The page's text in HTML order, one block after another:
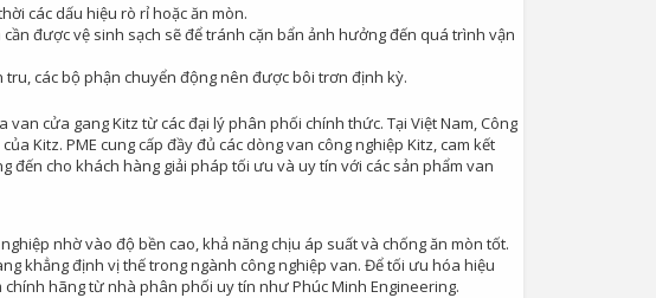
các dấu hiệu rò rỉ hoặc ăn mòn.
cần được vệ sinh sạch sẽ để tránh cặn bẩn ảnh hưởng đến quá trình vận
tru, các bộ phận chuyển động nên được bôi trơn định kỳ.
cửa gang Kitz từ các đại lý phân phối chính thức. Tại Việt Nam, Công
Kitz. PME cung cấp đầy đủ các dòng van công nghiệp Kitz, cam kết
đến cho khách hàng giải pháp tối ưu và uy tín với các sản phẩm van
nhờ vào độ bền cao, khả năng chịu áp suất và chống ăn mòn tốt.
khẳng định vị thế trong ngành công nghiệp van. Để tối ưu hóa hiệu
hãng từ nhà phân phối uy tín như Phúc Minh Engineering.